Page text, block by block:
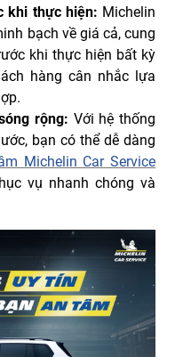
khi thực hiện: Michelin
bạch về giá cả, cung
khi thực hiện bất kỳ
hàng cân nhắc lựa
rộng: Với hệ thống
bạn có thể dễ dàng
Michelin Car Service
vụ nhanh chóng và